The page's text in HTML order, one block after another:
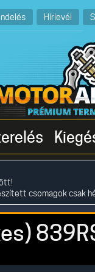
Hírlevél
csomagok csak